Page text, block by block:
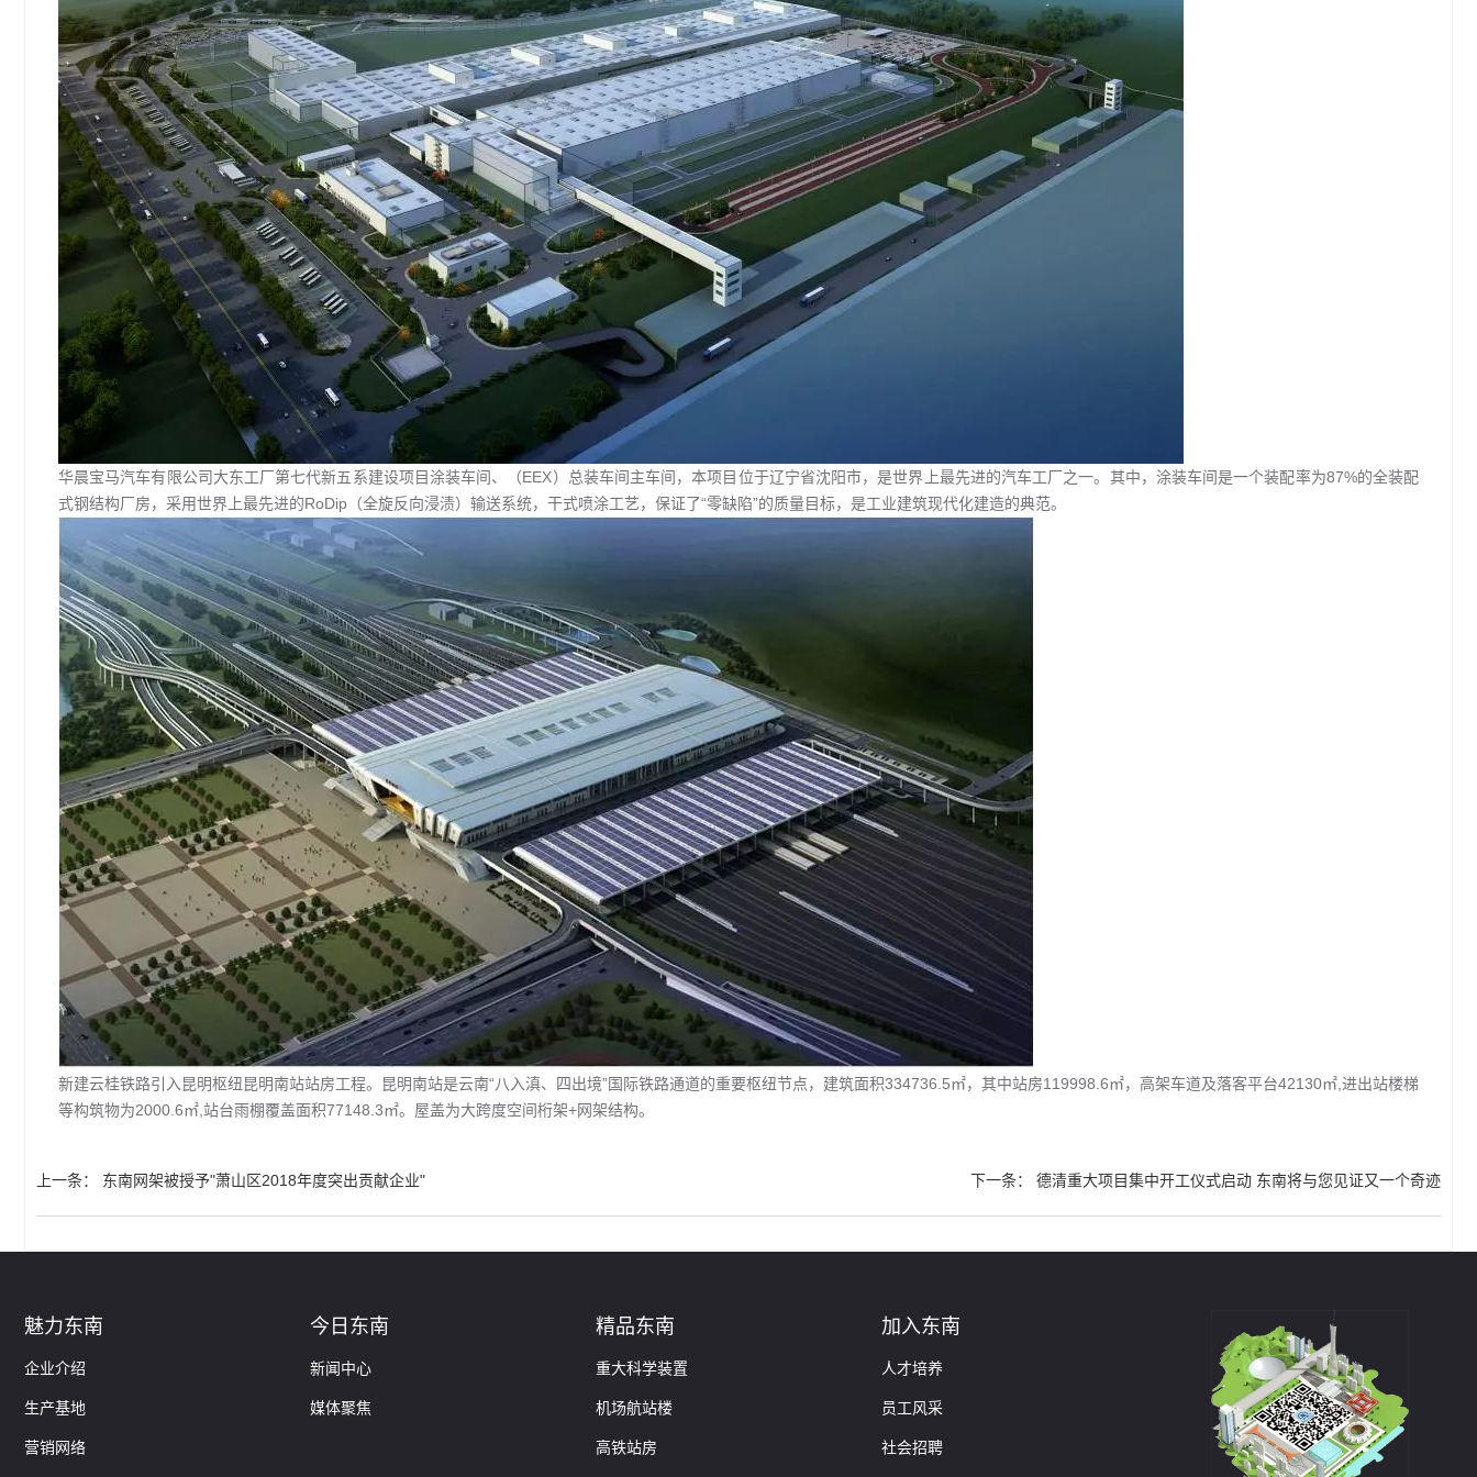
华晨宝马汽车有限公司大东工厂第七代新五系建设项目涂装车间、（EEX）总装车间主车间，本项目位于辽宁省沈阳市，是世界上最先进的汽车工厂之一。其中，涂装车间是一个装配率为87%的全装配
式钢结构厂房，采用世界上最先进的RoDip（全旋反向浸渍）输送系统，干式喷涂工艺，保证了“零缺陷”的质量目标，是工业建筑现代化建造的典范。
新建云桂铁路引入昆明枢纽昆明南站站房工程。昆明南站是云南“八入滇、四出境”国际铁路通道的重要枢纽节点，建筑面积334736.5㎡，其中站房119998.6㎡，高架车道及落客平台42130㎡,进出站楼梯
等构筑物为2000.6㎡,站台雨棚覆盖面积77148.3㎡。屋盖为大跨度空间桁架+网架结构。
上一条： 东南网架被授予"萧山区2018年度突出贡献企业" 下一条： 德清重大项目集中开工仪式启动 东南将与您见证又一个奇迹
魅力东南
企业介绍
生产基地
营销网络
今日东南
新闻中心
媒体聚焦
精品东南
重大科学装置
机场航站楼
高铁站房
加入东南
人才培养
员工风采
社会招聘